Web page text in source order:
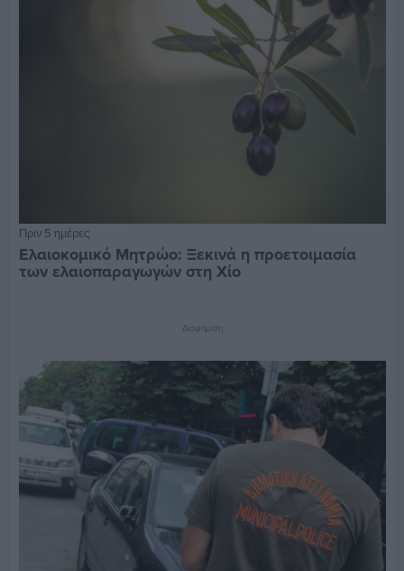
Πριν 5 ημέρες
Ελαιοκομικό Μητρώο: Ξεκινά η προετοιμασία
των ελαιοπαραγωγών στη Χίο
Διαφήμιση